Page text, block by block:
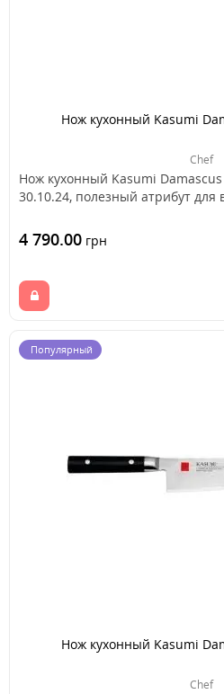
Нож кухонный Kasumi
Chef
Нож кухонный Kasumi
30.10.24, полезный атрибут
4 790.00 грн
Популярный
Нож кухонный Kasumi
Chef